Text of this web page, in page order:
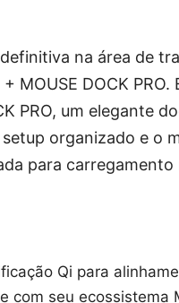
na área de
MOUSE DOCK
PRO, um elegante
organizado e o
para
Qi para
com seu ecossistema